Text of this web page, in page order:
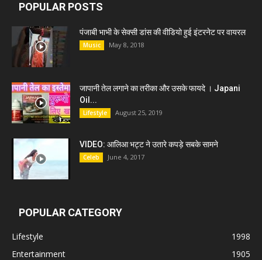
POPULAR POSTS
पंजाबी भाभी के सेक्सी डांस की वीडियो हुई इंटरनेट पर वायरल
Music May 8, 2018
जापानी तेल लगाने का तरीका और उसके फायदे । Japani
Oil...
Lifestyle August 25, 2019
VIDEO: आलिआ भट्ट ने उतारे कपड़े सबके सामने
Celeb June 4, 2017
POPULAR CATEGORY
Lifestyle
1998
Entertainment
1905